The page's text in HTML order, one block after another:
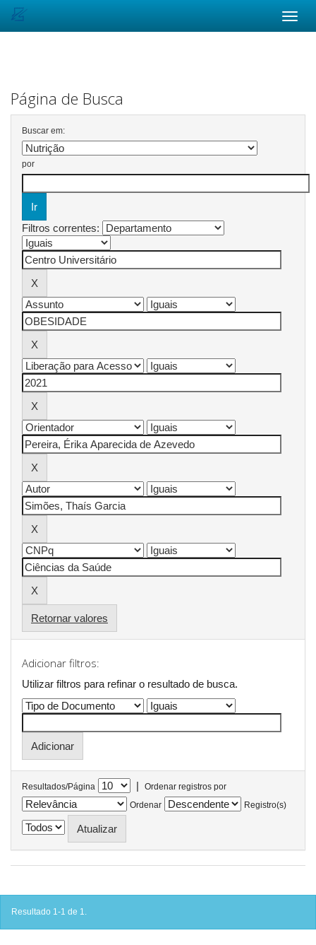
Página de Busca
Buscar em:
por
Filtros correntes:
Retornar valores
Adicionar filtros:
Utilizar filtros para refinar o resultado de busca.
Resultados/Página |
Ordenar registros por
Ordenar
Registro(s)
Resultado 1-1 de 1.